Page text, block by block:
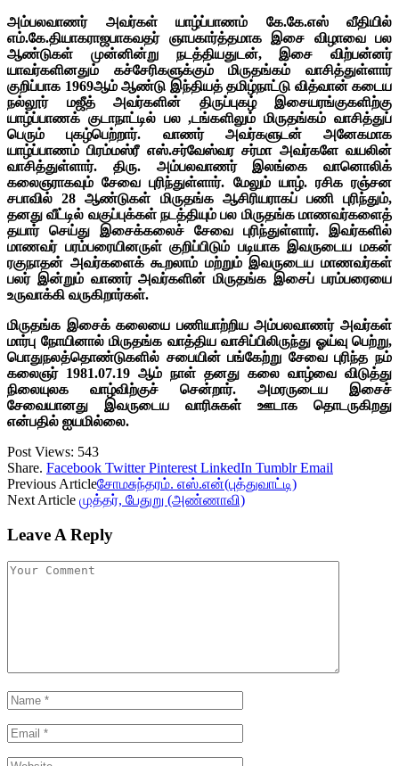
அம்பலவாணர் அவர்கள் யாழ்ப்பாணம் கே.கே.எஸ் வீதியில்
எம்.கே.தியாகராஜபாகவதர் ஞாபகார்த்தமாக இசை விழாவை பல
ஆண்டுகள் முன்னின்று நடத்தியதுடன், இசை விற்பன்னர்
யாவர்களினதும் கச்சேரிகளுக்கும் மிருதங்கம் வாசித்துள்ளார்
குறிப்பாக 1969ஆம் ஆண்டு இந்தியத் தமிழ்நாட்டு வித்வான் கடைய
நல்லூர் மஜீத் அவர்களின் திருப்புகழ் இசையரங்குகளிற்கு
யாழ்ப்பாணக் குடாநாட்டில் பல ,டங்களிலும் மிருதங்கம் வாசித்துப்
பெரும் புகழ்பெற்றார். வாணர் அவர்களுடன் அனேகமாக
யாழ்ப்பாணம் பிரம்மஸ்ரீ எஸ்.சர்வேஸ்வர சர்மா அவர்களே வயலின்
வாசித்துள்ளார். திரு. அம்பலவாணர் இலங்கை வானொலிக்
கலைஞராகவும் சேவை புரிந்துள்ளார். மேலும் யாழ். ரசிக ரஞ்சன
சபாவில் 28 ஆண்டுகள் மிருதங்க ஆசிரியராகப் பணி புரிந்தும்,
தனது வீட்டில் வகுப்புக்கள் நடத்தியும் பல மிருதங்க மாணவர்களைத்
தயார் செய்து இசைக்கலைச் சேவை புரிந்துள்ளார். இவர்களில்
மாணவர் பரம்பரையினருள் குறிப்பிடும் படியாக இவருடைய மகன்
ரகுநாதன் அவர்களைக் கூறலாம் மற்றும் இவருடைய மாணவர்கள்
பலர் இன்றும் வாணர் அவர்களின் மிருதங்க இசைப் பரம்பரையை
உருவாக்கி வருகிறார்கள்.
மிருதங்க இசைக் கலையை பணியாற்றிய அம்பலவாணர் அவர்கள்
மார்பு நோயினால் மிருதங்க வாத்திய வாசிப்பிலிருந்து ஓய்வு பெற்று,
பொதுநலத்தொண்டுகளில் சபையின் பங்கேற்று சேவை புரிந்த நம்
கலைஞர் 1981.07.19 ஆம் நாள் தனது கலை வாழ்வை விடுத்து
நிலையுலக வாழ்விற்குச் சென்றார். அமரருடைய இசைச்
சேவையானது இவருடைய வாரிசுகள் ஊடாக தொடருகிறது
என்பதில் ஐயமில்லை.
Post Views: 543
Share. Facebook Twitter Pinterest LinkedIn Tumblr Email
Previous Articleசோமசுந்தரம். எஸ்.என்(புத்துவாட்டி)
Next Article முத்தர், பேதுறு (அண்ணாவி)
Leave A Reply